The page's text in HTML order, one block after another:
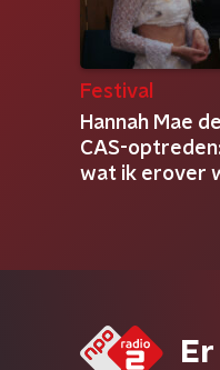
Festival
Hannah Mae
CAS-
wat ik erover